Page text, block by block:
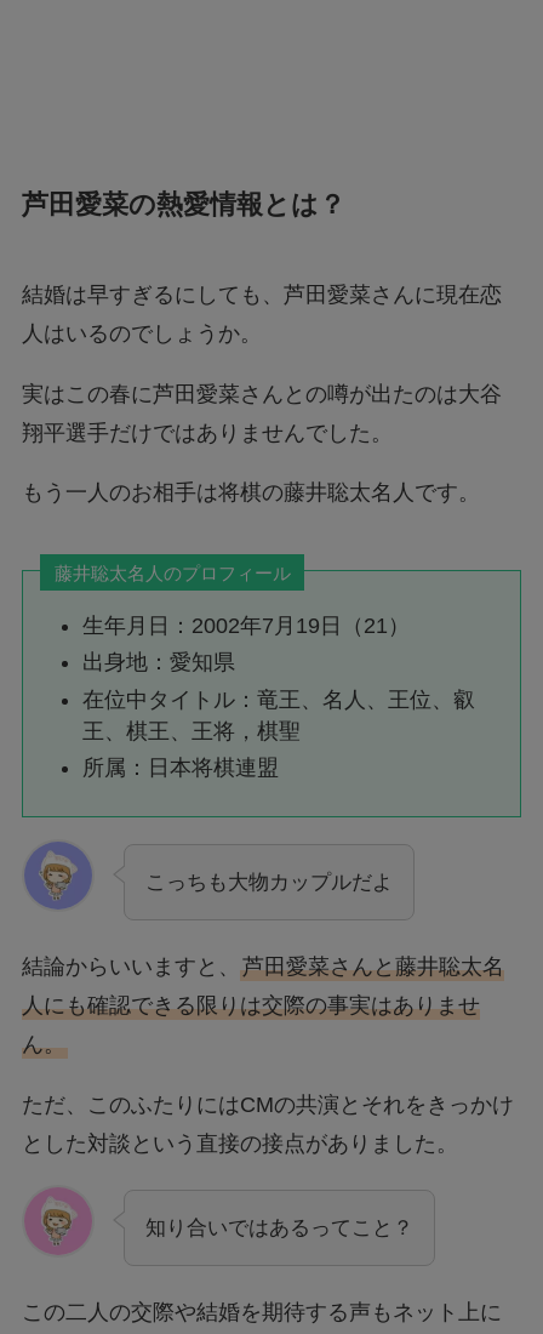
芦田愛菜の熱愛情報とは？
結婚は早すぎるにしても、芦田愛菜さんに現在恋
人はいるのでしょうか。
実はこの春に芦田愛菜さんとの噂が出たのは大谷
翔平選手だけではありませんでした。
もう一人のお相手は将棋の藤井聡太名人です。
藤井聡太名人のプロフィール
生年月日：2002年7月19日（21）
出身地：愛知県
在位中タイトル：竜王、名人、王位、叡
王、棋王、王将，棋聖
所属：日本将棋連盟
こっちも大物カップルだよ
結論からいいますと、 芦田愛菜さんと藤井聡太名
人にも確認できる限りは交際の事実はありませ
ん。
ただ、このふたりにはCMの共演とそれをきっかけ
とした対談という直接の接点がありました。
知り合いではあるってこと？
この二人の交際や結婚を期待する声もネット上に